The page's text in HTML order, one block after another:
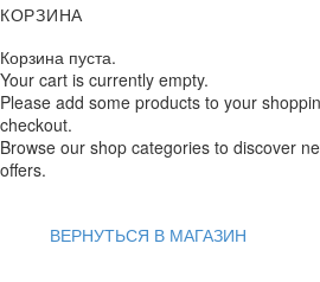
КОРЗИНА
Корзина пуста.
Your cart is currently empty.
Please add some products to your
checkout.
Browse our shop categories to discover
offers.
ВЕРНУТЬСЯ В МАГАЗИН